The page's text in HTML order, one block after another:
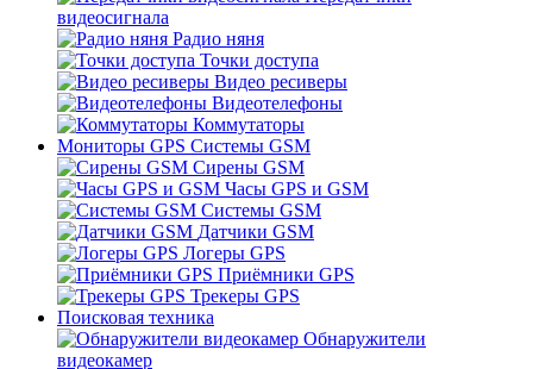
видеосигнала
Радио няня
Точки доступа
Видео ресиверы
Видеотелефоны
Коммутаторы
Мониторы GPS Системы GSM
Сирены GSM
Часы GPS и GSM
Системы GSM
Датчики GSM
Логеры GPS
Приёмники GPS
Трекеры GPS
Поисковая техника
Обнаружители
видеокамер